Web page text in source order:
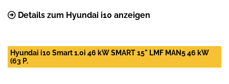
Details zum Hyundai i10 anzeigen
Hyundai i10 Smart 1.0i 46 kW SMART 15" LMF MAN5 46 kW
(63 P.